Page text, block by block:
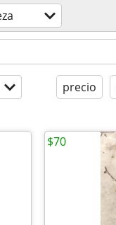
precio
$70